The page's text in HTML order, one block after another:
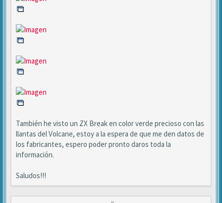
También he visto un ZX Break en color verde precioso con las
llantas del Volcane, estoy a la espera de que me den datos de
los fabricantes, espero poder pronto daros toda la
información.
Saludos!!!